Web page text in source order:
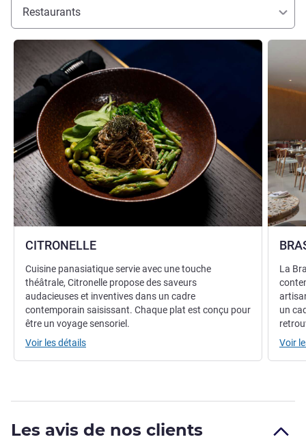
Restaurants
CITRONELLE
Voir les détails
Cuisine panasiatique servie avec une touche
théâtrale, Citronelle propose des saveurs
audacieuses et inventives dans un cadre
contemporain saisissant. Chaque plat est conçu pour
être un voyage sensoriel.
Voir les détails
Voir les
La
un
Voir
Les avis de nos clients